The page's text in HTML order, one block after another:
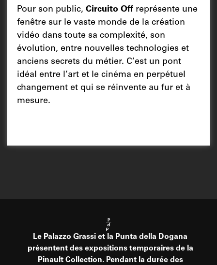
Pour son public, Circuito Off représente une
fenêtre sur le vaste monde de la création
vidéo dans toute sa complexité, son
évolution, entre nouvelles technologies et
anciens secrets du métier. C’est un pont
idéal entre l’art et le cinéma en perpétuel
changement et qui se réinvente au fur et à
mesure.
Le Palazzo Grassi et la Punta della Dogana
présentent des expositions temporaires de la
Pinault Collection. Pendant la durée des